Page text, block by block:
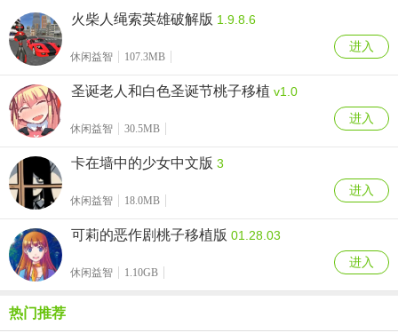
火柴人绳索英雄破解版 1.9.8.6
休闲益智 107.3MB
进入
圣诞老人和白色圣诞节桃子移植 v1.0
休闲益智 30.5MB
进入
卡在墙中的少女中文版 3
休闲益智 18.0MB
进入
可莉的恶作剧桃子移植版 01.28.03
休闲益智 1.10GB
进入
热门推荐